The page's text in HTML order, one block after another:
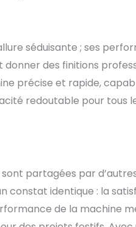
séduisante ; ses
des finitions
précise et rapide,
redoutable pour tous
partagées par
constat identique : la
de la machine